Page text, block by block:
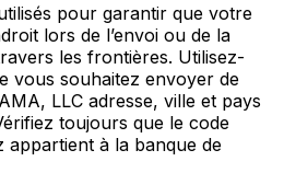
pour garantir que votre
lors de l’envoi ou de la
les frontières. Utilisez-
vous souhaitez envoyer de
LLC adresse, ville et pays
toujours que le code
appartient à la banque de